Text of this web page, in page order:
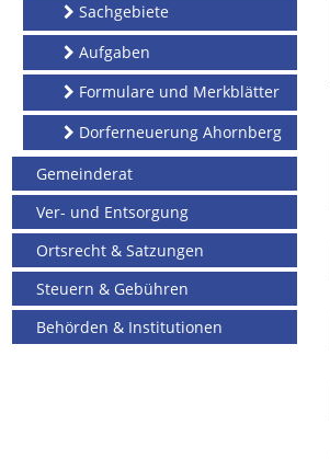
Sachgebiete
Aufgaben
Formulare und Merkblätter
Dorferneuerung Ahornberg
Gemeinderat
Ver- und Entsorgung
Ortsrecht & Satzungen
Steuern & Gebühren
Behörden & Institutionen